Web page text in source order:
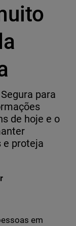
para
de hoje e o
e proteja
em